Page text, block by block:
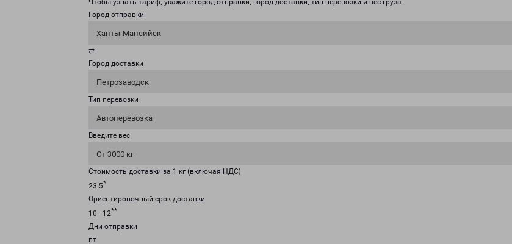
Чтобы узнать тариф, укажите город отправки, город доставки, тип перевозки и вес груза.
Город отправки
Ханты-Мансийск
⇄
Город доставки
Петрозаводск
Тип перевозки
Автоперевозка
Введите вес
От 3000 кг
Стоимость доставки за 1 кг (включая НДС)
23.5*
Ориентировочный срок доставки
10 - 12**
Дни отправки
пт